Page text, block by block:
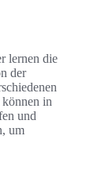
lernen die
der
in
und
um